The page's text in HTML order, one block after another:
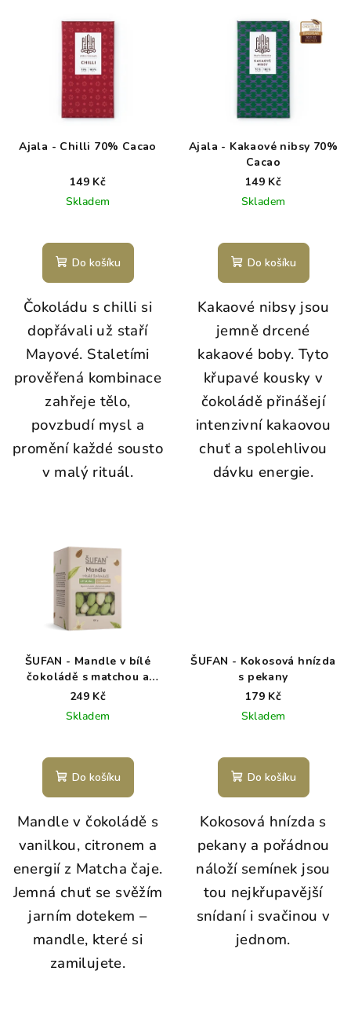
Ajala - Chilli 70% Cacao
149 Kč
Skladem
Do košíku
Čokoládu s chilli si
dopřávali už staří
Mayové. Staletími
prověřená kombinace
zahřeje tělo,
povzbudí mysl a
promění každé sousto
v malý rituál.
Ajala - Kakaové nibsy 70%
Cacao
149 Kč
Skladem
Do košíku
Kakaové nibsy jsou
jemně drcené
kakaové boby. Tyto
křupavé kousky v
čokoládě přinášejí
intenzivní kakaovou
chuť a spolehlivou
dávku energie.
ŠUFAN - Mandle v bílé
čokoládě s matchou a
vanilkou
249 Kč
Skladem
Do košíku
Mandle v čokoládě s
vanilkou, citronem a
energií z Matcha čaje.
Jemná chuť se svěžím
jarním dotekem –
mandle, které si
zamilujete.
ŠUFAN - Kokosová hnízda
s pekany
179 Kč
Skladem
Do košíku
Kokosová hnízda s
pekany a pořádnou
náloží semínek jsou
tou nejkřupavější
snídaní i svačinou v
jednom.